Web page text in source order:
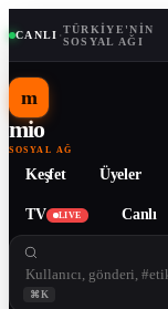
CANLI ·TÜRKIYE'NIN
SOSYAL AĞI
m
mio
SOSYAL AĞ
Keşfet Üyeler
TV LIVE Canlı
⌘K